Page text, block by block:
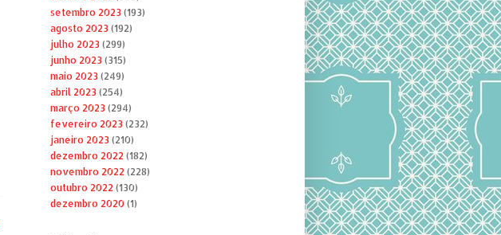
setembro 2023(193)
agosto 2023(192)
julho 2023(299)
junho 2023(315)
maio 2023(249)
abril 2023(254)
março 2023(294)
fevereiro 2023(232)
janeiro 2023(210)
dezembro 2022(182)
novembro 2022(228)
outubro 2022(130)
dezembro 2020(1)